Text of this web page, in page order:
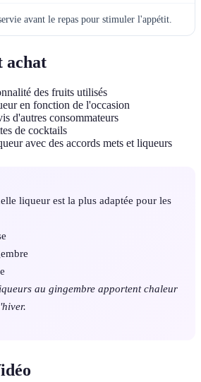
avant le repas pour stimuler l'appétit.
achat
des fruits utilisés
en fonction de l'occasion
d'autres consommateurs
de cocktails
avec des accords mets et liqueurs
liqueur est la plus adaptée pour les
au gingembre apportent chaleur